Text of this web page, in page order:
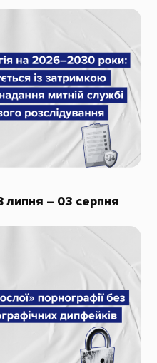
липня – 03 серпня